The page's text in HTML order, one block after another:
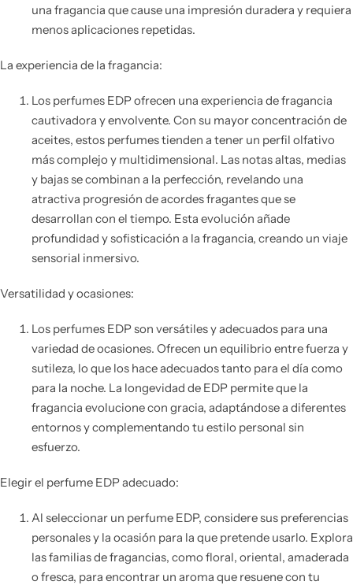
una fragancia que cause una impresión duradera y requiera
menos aplicaciones repetidas.
La experiencia de la fragancia:
Los perfumes EDP ofrecen una experiencia de fragancia
cautivadora y envolvente. Con su mayor concentración de
aceites, estos perfumes tienden a tener un perfil olfativo
más complejo y multidimensional. Las notas altas, medias
y bajas se combinan a la perfección, revelando una
atractiva progresión de acordes fragantes que se
desarrollan con el tiempo. Esta evolución añade
profundidad y sofisticación a la fragancia, creando un viaje
sensorial inmersivo.
Versatilidad y ocasiones:
Los perfumes EDP son versátiles y adecuados para una
variedad de ocasiones. Ofrecen un equilibrio entre fuerza y ​​
sutileza, lo que los hace adecuados tanto para el día como
para la noche. La longevidad de EDP permite que la
fragancia evolucione con gracia, adaptándose a diferentes
entornos y complementando tu estilo personal sin
esfuerzo.
Elegir el perfume EDP adecuado:
Al seleccionar un perfume EDP, considere sus preferencias
personales y la ocasión para la que pretende usarlo. Explora
las familias de fragancias, como floral, oriental, amaderada
o fresca, para encontrar un aroma que resuene con tu